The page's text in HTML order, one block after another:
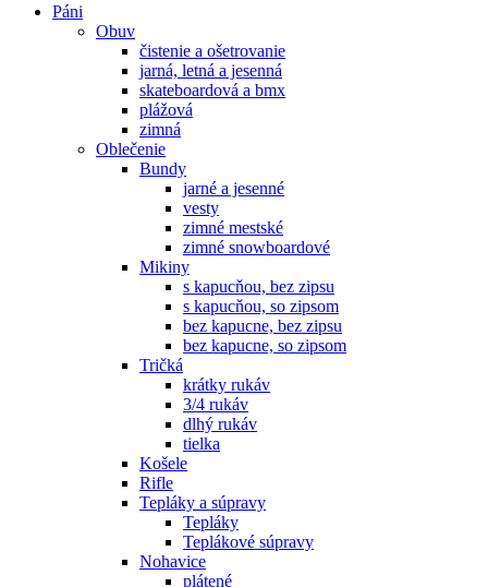
Páni
Obuv
čistenie a ošetrovanie
jarná, letná a jesenná
skateboardová a bmx
plážová
zimná
Oblečenie
Bundy
jarné a jesenné
vesty
zimné mestské
zimné snowboardové
Mikiny
s kapucňou, bez zipsu
s kapucňou, so zipsom
bez kapucne, bez zipsu
bez kapucne, so zipsom
Tričká
krátky rukáv
3/4 rukáv
dlhý rukáv
tielka
Košele
Rifle
Tepláky a súpravy
Tepláky
Teplákové súpravy
Nohavice
plátené